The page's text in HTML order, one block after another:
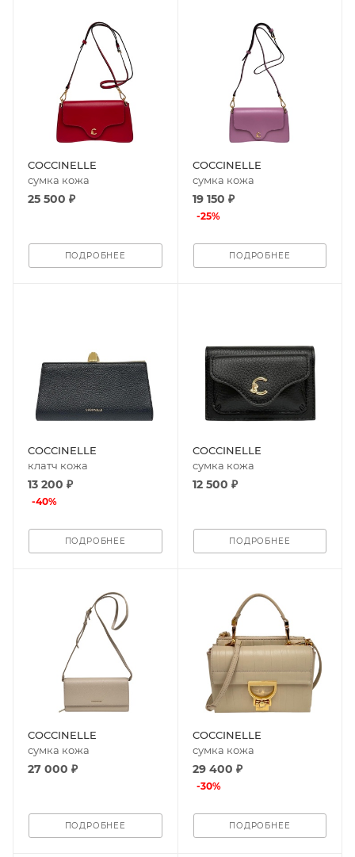
COCCINELLE
сумка кожа
25 500 ₽
ПОДРОБНЕЕ
COCCINELLE
сумка кожа
19 150 ₽
-25%
ПОДРОБНЕЕ
COCCINELLE
клатч кожа
13 200 ₽
-40%
ПОДРОБНЕЕ
COCCINELLE
сумка кожа
12 500 ₽
ПОДРОБНЕЕ
COCCINELLE
сумка кожа
27 000 ₽
ПОДРОБНЕЕ
COCCINELLE
сумка кожа
29 400 ₽
-30%
ПОДРОБНЕЕ